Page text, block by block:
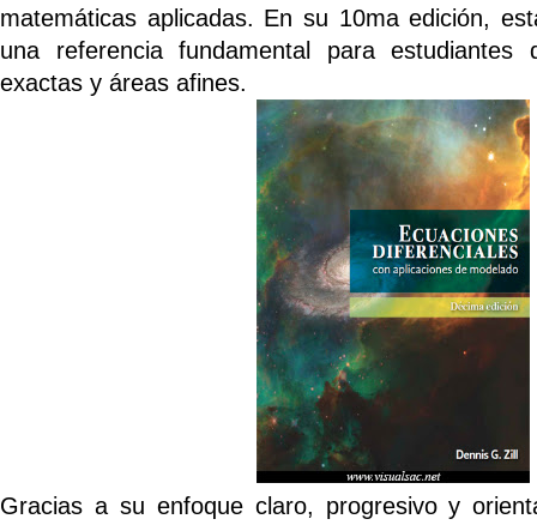
matemáticas aplicadas. En su 10ma edición,
una referencia fundamental para estudiantes
exactas y áreas afines.
Gracias a su enfoque claro, progresivo y